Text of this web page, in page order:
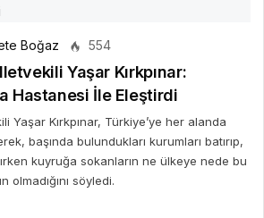
Boğaz 554
Yaşar Kırkpınar:
Hastanesi İle Eleştirdi
Yaşar Kırkpınar, Türkiye’ye her alanda
başında bulundukları kurumları batırıp,
kuyruğa sokanların ne ülkeye nede bu
olmadığını söyledi.